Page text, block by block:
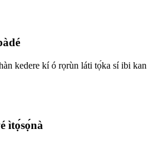
kedere kí ó rọrùn láti tọ́ka sí ibi kan
ìtọ́sọ́nà